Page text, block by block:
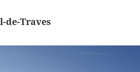
de-Traves